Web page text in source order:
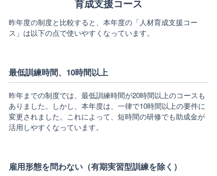
育成支援コース
昨年度の制度と比較すると、本年度の「人材育成支援コー
ス」は以下の点で使いやすくなっています。
最低訓練時間、10時間以上
昨年までの制度では、最低訓練時間が20時間以上のコースも
ありました。しかし、本年度は、一律で10時間以上の要件に
変更されました。これによって、短時間の研修でも助成金が
活用しやすくなっています。
雇用形態を問わない（有期実習型訓練を除く）